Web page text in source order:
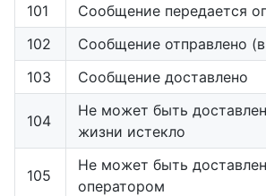
101
Сообщение передается
102
Сообщение отправлено
103
Сообщение доставлено
104
Не может быть
жизни истекло
105
Не может быть
оператором